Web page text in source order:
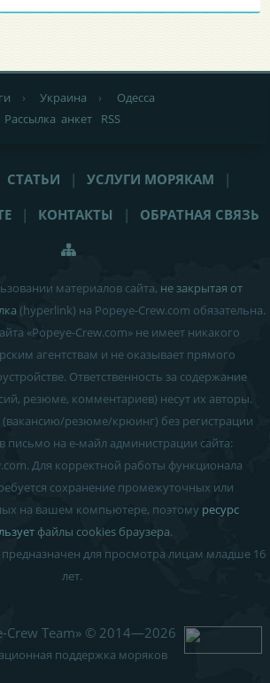
› Украина ›
Одесса
Рассылка анкет RSS
СТАТЬИ | УСЛУГИ МОРЯКАМ
|
| КОНТАКТЫ | ОБРАТНАЯ СВЯЗЬ
материалов сайта, не закрытая от
(hyperlink) на Popeye-Crew.com обязательна.
«Popeye-Crew.com» не имеет никакого
агентствам и не оказывает прямого
. Ответственность за содержание
резюме, комментариев) несут их авторы.
резюме/крюинг) без регистрации
письмо на е-майл администрации сайта:
Для корректной работы функционала
сохранение промежуточных или
на вашем компьютере, поэтому ресурс
файлы cookies браузера.
для просмотра лицам младше 16
лет.
Crew Team» © 2014—2026
поддержка моряков